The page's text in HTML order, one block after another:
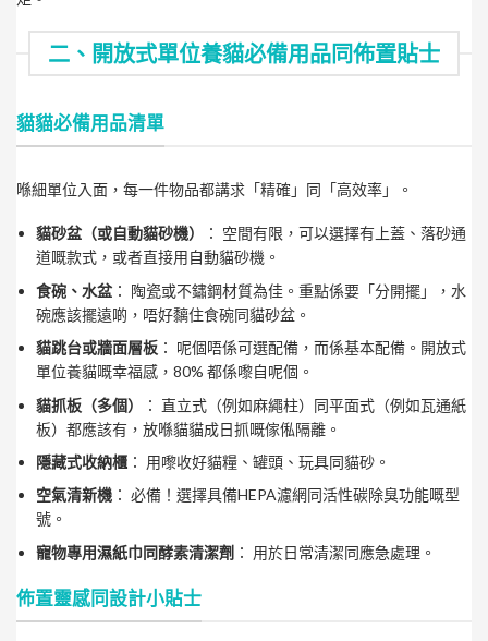
二、開放式單位養貓必備用品同佈置貼士
貓貓必備用品清單
喺細單位入面，每一件物品都講求「精確」同「高效率」。
貓砂盆（或自動貓砂機）
： 空間有限，可以選擇有上蓋、落砂通
道嘅款式，或者直接用自動貓砂機。
食碗、水盆 ： 陶瓷或不鏽鋼材質為佳。重點係要「分開擺」，水
碗應該擺遠啲，唔好黐住食碗同貓砂盆。
貓跳台或牆面層板 ： 呢個唔係可選配備，而係基本配備。開放式
單位養貓嘅幸福感，80% 都係嚟自呢個。
貓抓板（多個）
： 直立式（例如麻繩柱）同平面式（例如瓦通紙
板）都應該有，放喺貓貓成日抓嘅傢俬隔離。
隱藏式收納櫃 ： 用嚟收好貓糧、罐頭、玩具同貓砂。
空氣清新機 ： 必備！選擇具備HEPA濾網同活性碳除臭功能嘅型
號。
寵物專用濕紙巾同酵素清潔劑 ： 用於日常清潔同應急處理。
佈置靈感同設計小貼士